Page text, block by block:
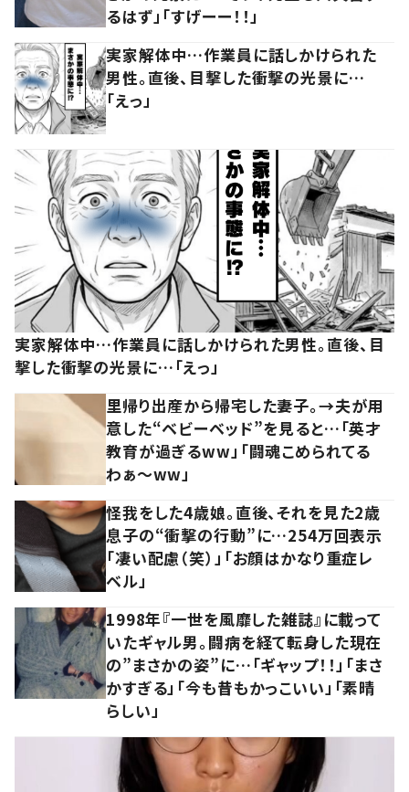
るはず」「すげーー！！」
実家解体中…作業員に話しかけられた
男性。直後、目撃した衝撃の光景に…
「えっ」
実家解体中…作業員に話しかけられた男性。直後、目
撃した衝撃の光景に…「えっ」
里帰り出産から帰宅した妻子。→夫が用
意した“ベビーベッド”を見ると…「英才
教育が過ぎるww」「闘魂こめられてる
わぁ～ww」
怪我をした4歳娘。直後、それを見た2歳
息子の“衝撃の行動”に…254万回表示
「凄い配慮（笑）」「お顔はかなり重症レ
ベル」
1998年『一世を風靡した雑誌』に載って
いたギャル男。闘病を経て転身した現在
の”まさかの姿”に…「ギャップ！！」「まさ
かすぎる」「今も昔もかっこいい」「素晴
らしい」